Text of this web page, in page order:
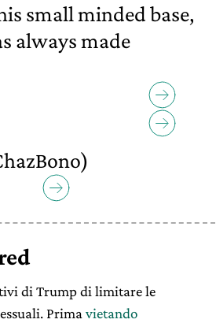
small minded base,
always made
di Trump di limitare le
Primavietando